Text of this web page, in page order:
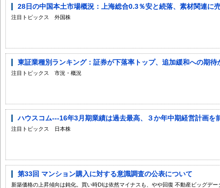
28日の中国本土市場概況：上海総合0.3％安と続落、素材関連に
注目トピックス 外国株
東証業種別ランキング：証券が下落率トップ、追加緩和への期待
注目トピックス 市況・概況
ハウスコム---16年3月期業績は過去最高、３か年中期経営計画を
注目トピックス 日本株
第33回 マンション購入に対する意識調査の公表について
新築価格の上昇傾向は鈍化。買い時DIは依然マイナスも、やや回復 不動産ビッグデ